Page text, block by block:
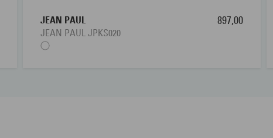
JEAN PAUL
JEAN PAUL JPKS020
897,00